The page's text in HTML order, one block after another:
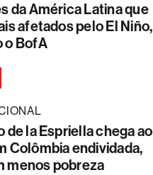
da América Latina que
afetados pelo El Niño,
o BofA
de la Espriella chega ao
Colômbia endividada,
menos pobreza